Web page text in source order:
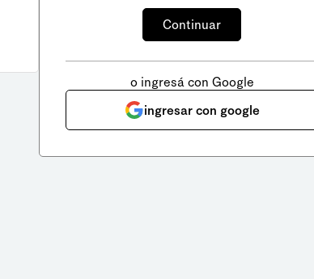
o ingresá con Google
ingresar con google